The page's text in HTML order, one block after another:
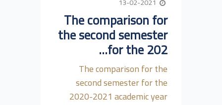
The comparison for
the second semester
for the 202...
The comparison for the
second semester for the
2020-2021 academic year